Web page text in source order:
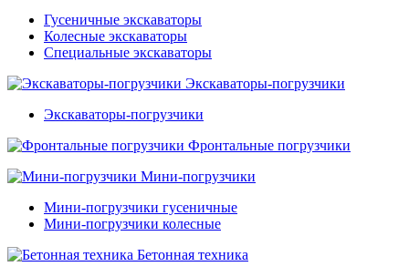
Гусеничные экскаваторы
Колесные экскаваторы
Специальные экскаваторы
Экскаваторы-погрузчики
Экскаваторы-погрузчики
Фронтальные погрузчики
Мини-погрузчики
Мини-погрузчики гусеничные
Мини-погрузчики колесные
Бетонная техника